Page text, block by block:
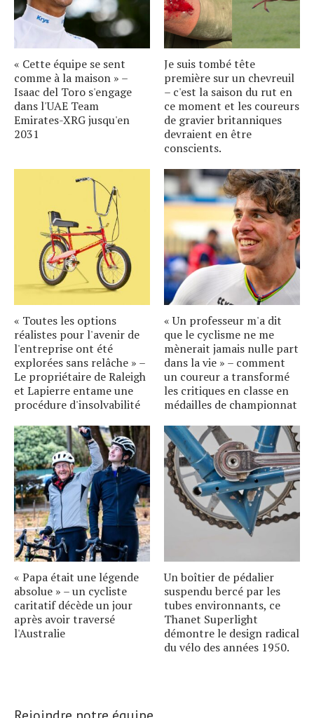
« Cette équipe se sent
comme à la maison » –
Isaac del Toro s'engage
dans l'UAE Team
Emirates-XRG jusqu'en
2031
Je suis tombé tête
première sur un chevreuil
– c'est la saison du rut en
ce moment et les coureurs
de gravier britanniques
devraient en être
conscients.
« Toutes les options
réalistes pour l'avenir de
l'entreprise ont été
explorées sans relâche » –
Le propriétaire de Raleigh
et Lapierre entame une
procédure d'insolvabilité
« Un professeur m'a dit
que le cyclisme ne me
mènerait jamais nulle part
dans la vie » – comment
un coureur a transformé
les critiques en classe en
médailles de championnat
« Papa était une légende
absolue » – un cycliste
caritatif décède un jour
après avoir traversé
l'Australie
Un boîtier de pédalier
suspendu bercé par les
tubes environnants, ce
Thanet Superlight
démontre le design radical
du vélo des années 1950.